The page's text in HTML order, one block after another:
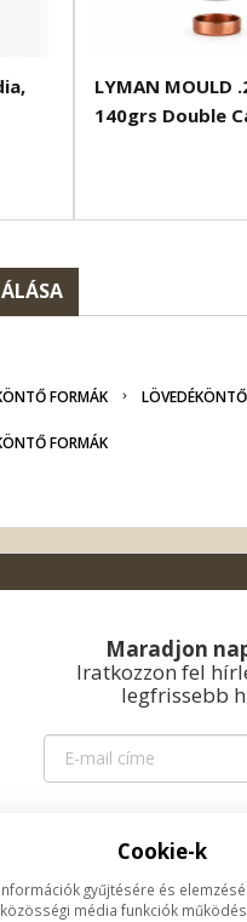
LYMAN MOULD
140grs Double
FORMÁK
FORMÁK
Maradjon
Iratkozzon fel
legfrissebb
KÜLDÉS
GDPR
Cookie-k
gyűjtésére és
média funkciók